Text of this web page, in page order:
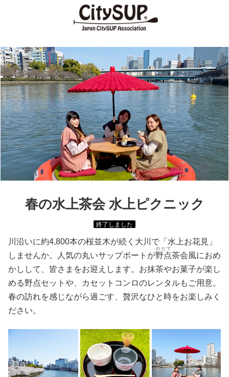
春の水上茶会 水上ピクニック
終了しました
川沿いに約4,800本の桜並木が続く大川で「水上お花見」
しませんか。人気の丸いサップボートが野点
のだて
茶会風におめ
かしして、皆さまをお迎えします。お抹茶やお菓子が楽し
める野点セットや、カセットコンロのレンタルもご用意。
春の訪れを感じながら過ごす、贅沢なひと時をお楽しみく
ださい。